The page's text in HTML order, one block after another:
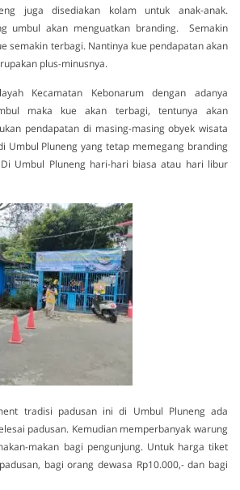
juga disediakan kolam untuk anak-anak.
umbul akan menguatkan branding. Semakin
semakin terbagi. Nantinya kue pendapatan akan
plus-minusnya.
Kecamatan Kebonarum dengan adanya
maka kue akan terbagi, tentunya akan
pendapatan di masing-masing obyek wisata
Umbul Pluneng yang tetap memegang branding
Umbul Pluneng hari-hari biasa atau hari libur
tradisi padusan ini di Umbul Pluneng ada
padusan. Kemudian memperbanyak warung
makan bagi pengunjung. Untuk harga tiket
bagi orang dewasa Rp10.000,- dan bagi